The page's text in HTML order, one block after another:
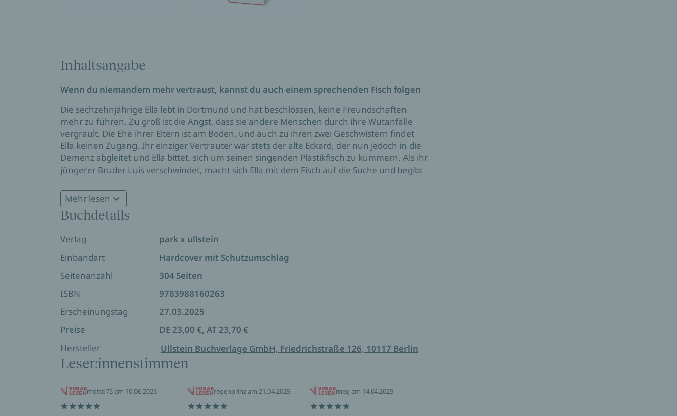
Inhaltsangabe
Wenn du niemandem mehr vertraust, kannst du auch einem sprechenden Fisch folgen
Die sechzehnjährige Ella lebt in Dortmund und hat beschlossen, keine Freundschaften
mehr zu führen. Zu groß ist die Angst, dass sie andere Menschen durch ihre Wutanfälle
vergrault. Die Ehe ihrer Eltern ist am Boden, und auch zu ihren zwei Geschwistern findet
Ella keinen Zugang. Ihr einziger Vertrauter war stets der alte Eckard, der nun jedoch in die
Demenz abgleitet und Ella bittet, sich um seinen singenden Plastikfisch zu kümmern. Als ihr
jüngerer Bruder Luis verschwindet, macht sich Ella mit dem Fisch auf die Suche und begibt
»Charlotte Brandi macht die deutsche Literatur endlich wieder bockig.« Ilona
Hartmann
»Dass Charlottes Talent, sich in den unterschiedlichsten Lebenswelten zu bewegen,
endlich zu einem Roman geworden ist, ist eine glückliche Fügung für uns alle.« Danger
Dan
Mehr lesen
Buchdetails
Verlag
park x ullstein
Einbandart
Hardcover mit Schutzumschlag
Seitenanzahl
304 Seiten
ISBN
9783988160263
Erscheinungstag
27.03.2025
Preise
DE 23,00 €, AT 23,70 €
Hersteller
Ullstein Buchverlage GmbH, Friedrichstraße 126, 10117 Berlin
Leser:innenstimmen
motto75 am 10.06.2025 regenprinz am 21.04.2025 meg am 14.04.2025